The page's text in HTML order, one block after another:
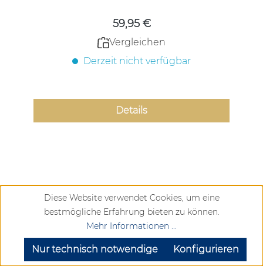
59,95 €
Vergleichen
Derzeit nicht verfügbar
Details
Diese Website verwendet Cookies, um eine
bestmögliche Erfahrung bieten zu können.
Mehr Informationen ...
Nur technisch notwendige Konfigurieren
SEHR GUT (4.72 / 5)
aus904Bewertungen bei: google.com, trustedshops.de, shopvote.de ⓘ
Informationen zur Echtheit der Bewertungen